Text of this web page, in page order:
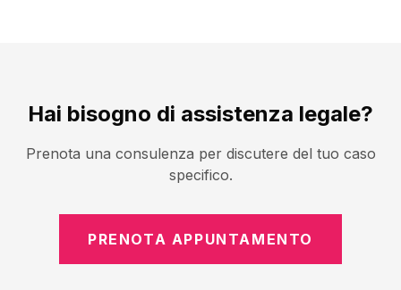
Hai bisogno di assistenza legale?
Prenota una consulenza per discutere del tuo caso
specifico.
PRENOTA APPUNTAMENTO